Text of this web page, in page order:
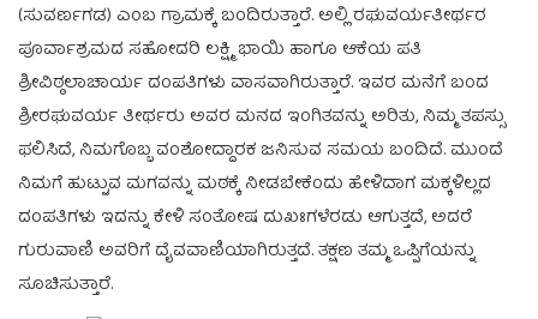
(ಸುವರ್ಣಗಡ) ಎಂಬ ಗ್ರಾಮಕ್ಕೆ ಬಂದಿರುತ್ತಾರೆ. ಅಲ್ಲಿ ರಘುವರ್ಯತೀರ್ಥರ
ಪೂರ್ವಾಶ್ರಮದ ಸಹೋದರಿ ಲಕ್ಷ್ಮಿ ಭಾಯಿ ಹಾಗೂ ಆಕೆಯ ಪತಿ
ಶ್ರೀವಿಠ್ಠಲಾಚಾರ್ಯ ದಂಪತಿಗಳು ವಾಸವಾಗಿರುತ್ತಾರೆ. ಇವರ ಮನೆಗೆ ಬಂದ
ಶ್ರೀರಘುವರ್ಯ ತೀರ್ಥರು ಅವರ ಮನದ ಇಂಗಿತವನ್ನು ಅರಿತು, ನಿಮ್ಮ ತಪಸ್ಸು
ಫಲಿಸಿದೆ, ನಿಮಗೊಬ್ಬ ವಂಶೋದ್ದಾರಕ ಜನಿಸುವ ಸಮಯ ಬಂದಿದೆ. ಮುಂದೆ
ನಿಮಗೆ ಹುಟ್ಟುವ ಮಗವನ್ನು ಮಠಕ್ಕೆ ನೀಡಬೇಕೆಂದು ಹೇಳಿದಾಗ ಮಕ್ಕಳಿಲ್ಲದ
ದಂಪತಿಗಳು ಇದನ್ನು ಕೇಳಿ ಸಂತೋಷ ದುಖಃಗಳೆರಡು ಆಗುತ್ತದೆ, ಅದರೆ
ಗುರುವಾಣಿ ಅವರಿಗೆ ದೈವವಾಣಿಯಾಗಿರುತ್ತದೆ. ತಕ್ಷಣ ತಮ್ಮ ಒಪ್ಪಿಗೆಯನ್ನು
ಸೂಚಿಸುತ್ತಾರೆ.